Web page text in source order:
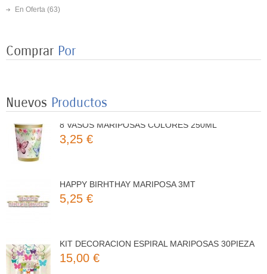
En Oferta (63)
Comprar Por
Nuevos Productos
8 PLATOS MARIPOSAS COLORES 23CM
3,25 €
5,25 €
15,00 €